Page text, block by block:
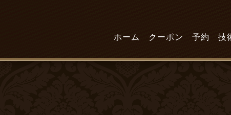
ホーム クーポン 予約 技